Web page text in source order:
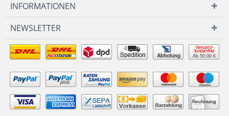
INFORMATIONEN
NEWSLETTER
Ab 50,00 €